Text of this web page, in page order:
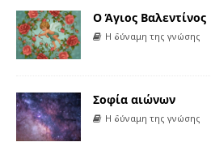
Ο Άγιος Βαλεντίνος
Η δύναμη της γνώσης
Σοφία αιώνων
Η δύναμη της γνώσης